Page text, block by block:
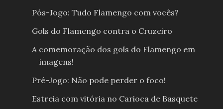
Pós-Jogo: Tudo Flamengo com vocês?
Gols do Flamengo contra o Cruzeiro
A comemoração dos gols do Flamengo em
imagens!
Pré-Jogo: Não pode perder o foco!
Estreia com vitória no Carioca de Basquete